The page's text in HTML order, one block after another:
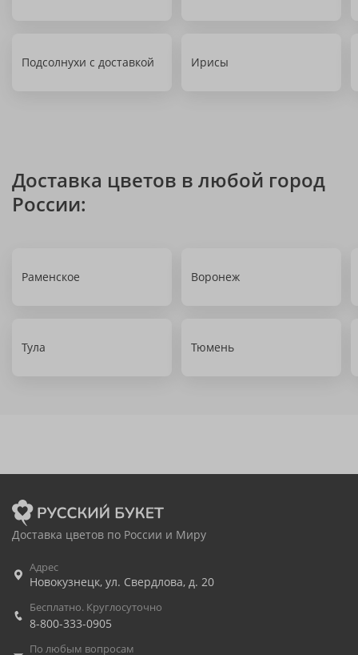
Подсолнухи с доставкой Ирисы
Доставка цветов в любой город
России:
Раменское Воронеж
Тула Тюмень
Доставка цветов по России и Миру
Адрес
Новокузнецк, ул. Свердлова, д. 20
Бесплатно. Круглосуточно
8-800-333-0905
По любым вопросам